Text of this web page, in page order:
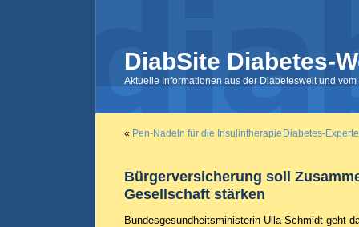
DiabSite Diabetes-
Aktuelle Informationen aus der Diabeteswelt und
« Pen-Nadeln für die Insulintherapie Diabetes-
Bürgerversicherung soll
Gesellschaft stärken
Bundesgesundheitsministerin Ulla Schmidt geht